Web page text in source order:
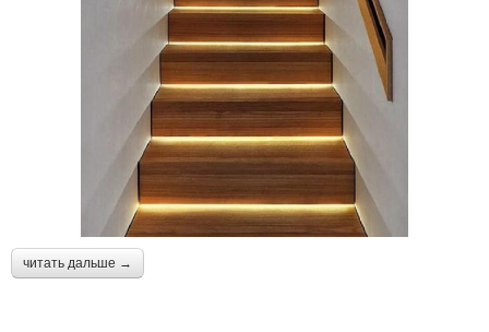
читать дальше →